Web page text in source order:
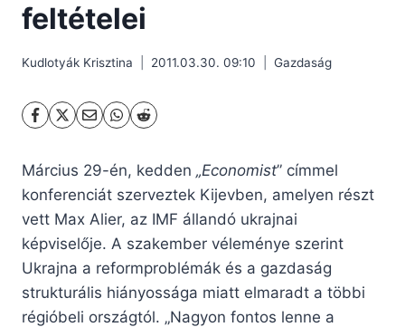
feltételei
Kudlotyák Krisztina 2011.03.30. 09:10 Gazdaság
Március 29-én, kedden „Economist” címmel
konferenciát szerveztek Kijevben, amelyen részt
vett Max Alier, az IMF állandó ukrajnai
képviselője. A szakember véleménye szerint
Ukrajna a reformproblémák és a gazdaság
strukturális hiányossága miatt elmaradt a többi
régióbeli országtól. „Nagyon fontos lenne a